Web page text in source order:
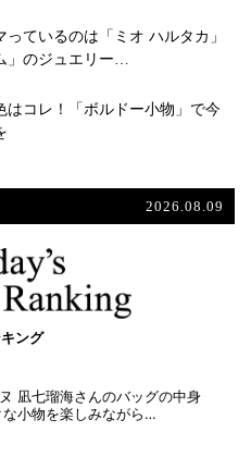
ているのは「ミオ ハルタカ」
」のジュエリー…
はコレ！「ボルドー小物」で今
2026.08.09
ング
凪七瑠海さんのバッグの中身
小物を楽しみながら…